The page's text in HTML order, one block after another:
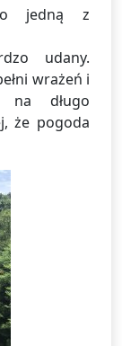
jedną z
udany.
wrażeń i
na długo
że pogoda